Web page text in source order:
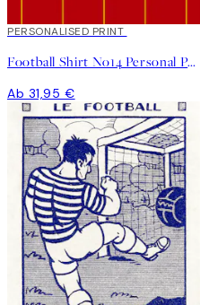
PERSONALISED PRINT
Football Shirt No14 Personal Poster
Ab 31,95 €